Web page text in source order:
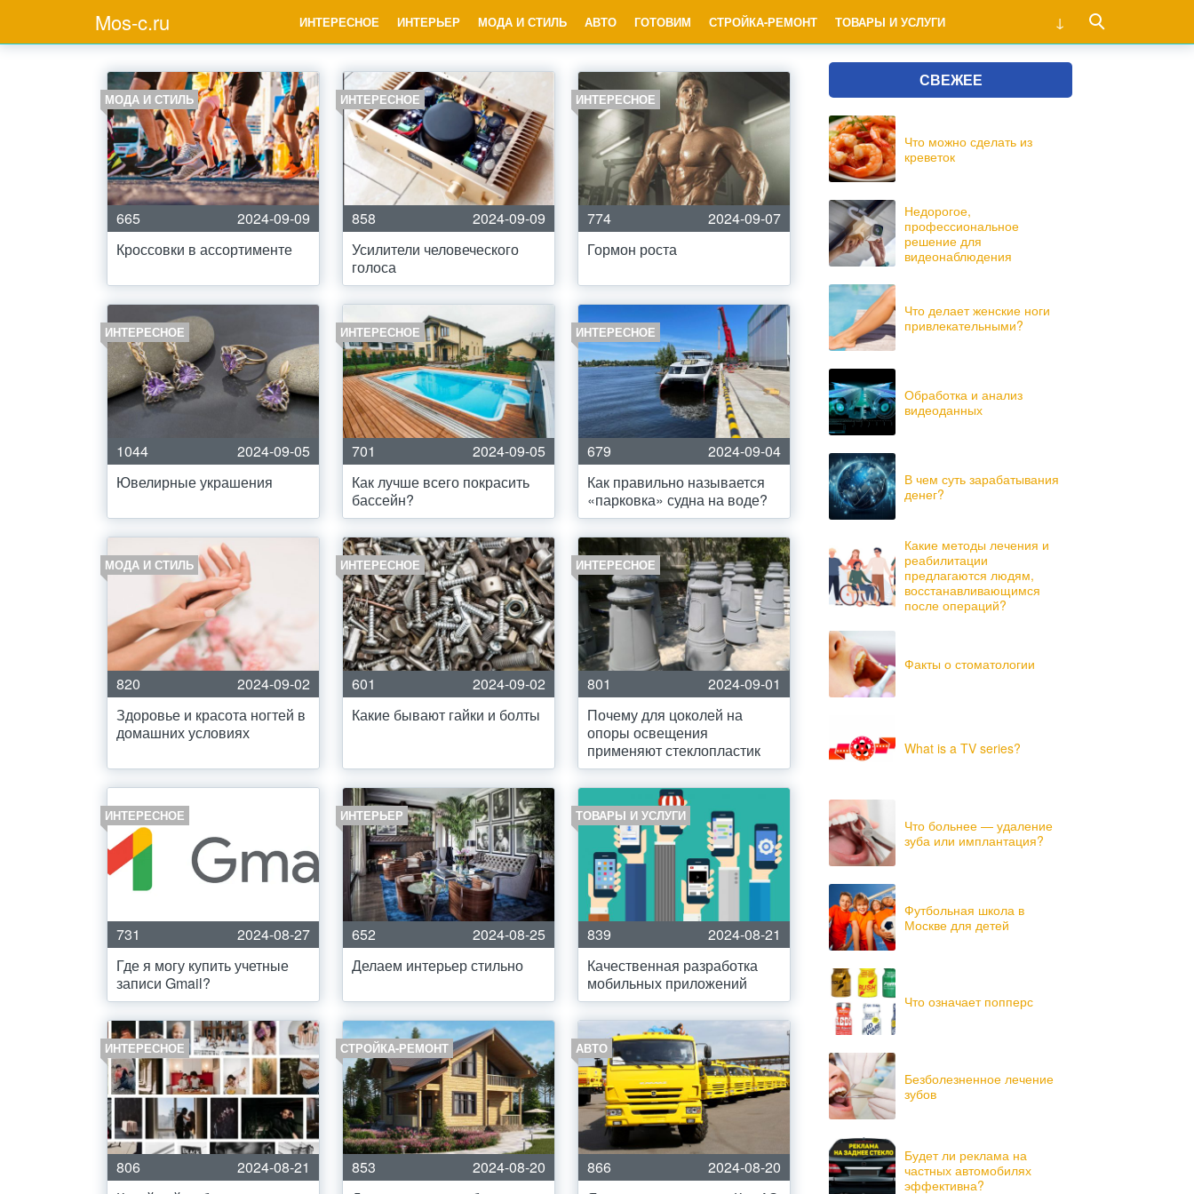
Mos-c.ru ИНТЕРЕСНОЕ ИНТЕРЬЕР МОДА И СТИЛЬ АВТО ГОТОВИМ СТРОЙКА-РЕМОНТ ТОВАРЫ И УСЛУГИ
МОДА И СТИЛЬ
665
2024-09-09
Кроссовки в ассортименте
ИНТЕРЕСНОЕ
858
2024-09-09
Усилители человеческого
голоса
ИНТЕРЕСНОЕ
774
2024-09-07
Гормон роста
ИНТЕРЕСНОЕ
1044
2024-09-05
Ювелирные украшения
ИНТЕРЕСНОЕ
701
2024-09-05
Как лучше всего покрасить
бассейн?
ИНТЕРЕСНОЕ
679
2024-09-04
Как правильно называется
«парковка» судна на воде?
МОДА И СТИЛЬ
820
2024-09-02
Здоровье и красота ногтей в
домашних условиях
ИНТЕРЕСНОЕ
601
2024-09-02
Какие бывают гайки и болты
ИНТЕРЕСНОЕ
801
2024-09-01
Почему для цоколей на
опоры освещения
применяют стеклопластик
ИНТЕРЕСНОЕ
731
2024-08-27
Где я могу купить учетные
записи Gmail?
ИНТЕРЬЕР
652
2024-08-25
Делаем интерьер стильно
ТОВАРЫ И УСЛУГИ
839
2024-08-21
Качественная разработка
мобильных приложений
ИНТЕРЕСНОЕ
806
2024-08-21
СТРОЙКА-РЕМОНТ
853
2024-08-20
АВТО
866
2024-08-20
СВЕЖЕЕ
Что можно сделать из
креветок
Недорогое,
профессиональное
решение для
видеонаблюдения
Что делает женские ноги
привлекательными?
Обработка и анализ
видеоданных
В чем суть зарабатывания
денег?
Какие методы лечения и
реабилитации
предлагаются людям,
восстанавливающимся
после операций?
Факты о стоматологии
What is a TV series?
Что больнее — удаление
зуба или имплантация?
Футбольная школа в
Москве для детей
Что означает попперс
Безболезненное лечение
зубов
Будет ли реклама на
частных автомобилях
эффективна?